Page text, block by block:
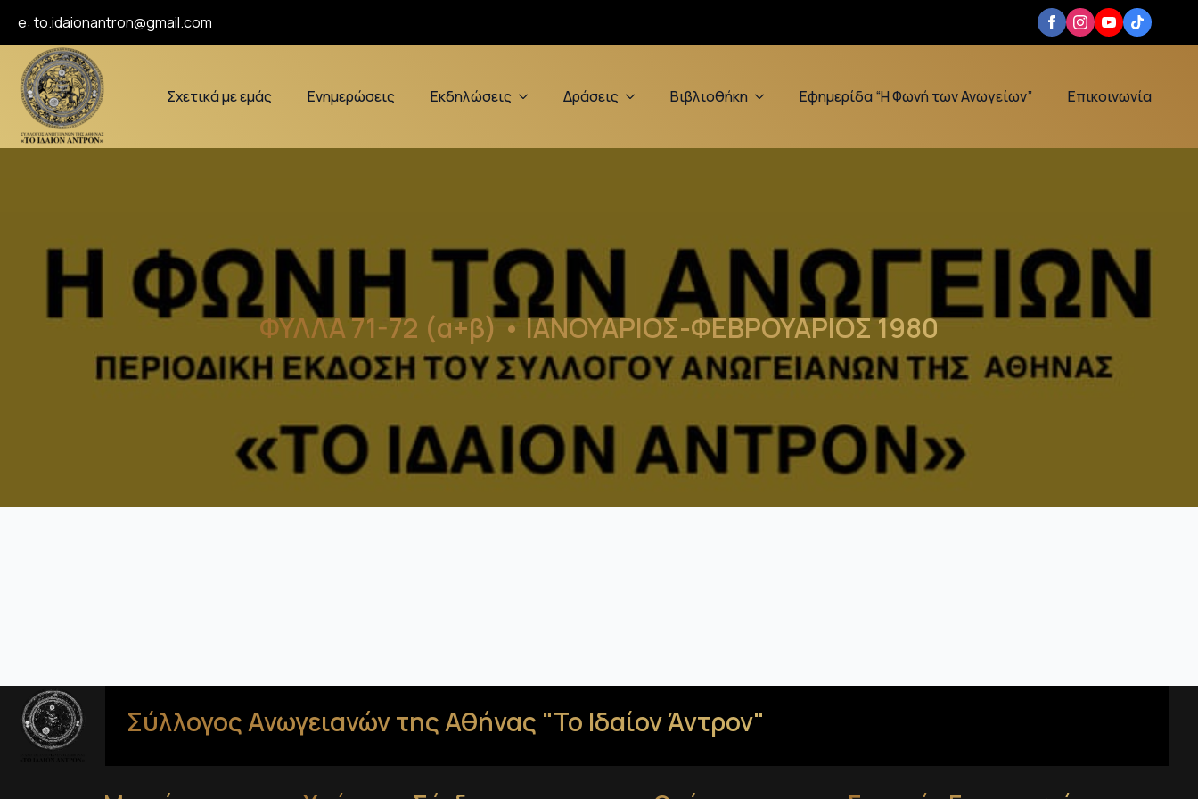
e:to.idaionantron@gmail.com
Σχετικά με εμάς Ενημερώσεις Εκδηλώσεις Δράσεις Βιβλιοθήκη Εφημερίδα “Η Φωνή των Ανωγείων” Επικοινωνία
ΦΥΛΛΑ 71-72 (α+β) • ΙΑΝΟΥΑΡΙΟΣ-ΦΕΒΡΟΥΑΡΙΟΣ 1980
Σύλλογος Ανωγειανών της Αθήνας "Το Ιδαίον Άντρον"